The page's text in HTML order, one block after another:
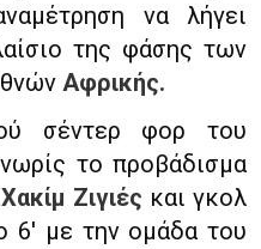
να λήγει
της φάσης των
Αφρικής.
σέντερ φορ του
το προβάδισμα
Χακίμ Ζιγιές και γκολ
6′ με την ομάδα του